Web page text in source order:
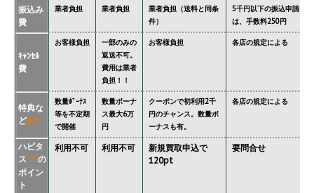
振込み
費
業者負担 業者負担
業者負担（送料と同条
件）
5千円以下の振込申請
は、手数料250円
ｷｬﾝｾﾙ
費
お客様負担
一部のみの
返送不可。
費用は業者
負担！！
お客様負担 各店の規定による
特典な
ど※1
数量ﾎﾞｰﾅｽ
等を不定期
で開催
数量ボーナ
ス最大6万
円
クーポンで初利用2千
円のチャンス。数量ボ
ーナスも有。
各店の規定による
ハピタ
ス※2の
ポイン
ト
利用不可 利用不可
新規買取申込で
120pt
要問合せ